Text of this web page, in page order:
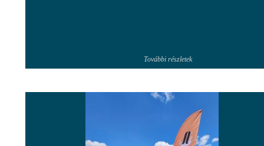
További részletek